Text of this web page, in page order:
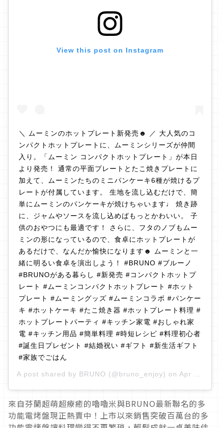
View this post on Instagram
＼ ムーミンのホットプレート新発売☻ ／ 大人気のコ
ンパクトホットプレートに、ムーミンシリーズが仲間
入り。「ムーミン コンパクトホットプレート」が本日
より発売！ 通常の平面プレートとたこ焼きプレートに
加えて、ムーミンたちのミニパンケーキ6種が焼けるプ
レートが付属しています。 生地を流し込むだけで、簡
単にムーミンのパンケーキが焼けちゃいます♩ 焼き跡
に、ジャムやソースを流し込めばもっとかわいい。 子
供のおやつにも最適です！ さらに、フタのノブもムー
ミンの形になっているので、食卓にホットプレートが
あるだけで、なんだか愉快になります☻ ムーミンと一
緒に明るい食卓を演出しよう！ #BRUNO #ブルーノ
#BRUNOがある暮らし #新発売 #コンパクトホットプ
レート #ムーミンコンパクトホットプレート #ホット
プレート #ムーミングッズ #ムーミンコラボ #パンケー
キ #ホットケーキ #たこ焼き器 #ホットプレート料理 #
ホットプレートパーティ #キッチン家電 #おしゃれ家
電 #キッチン用品 #簡単料理 #時短レシピ #料理初心者
#誕生日プレゼント #結婚祝い #ギフト #新生活ギフト
#家族でごはん
A post shared by BRUNO (@bruno_enjoy) on Apr 12, 2019 at 2:00am PDT
來自芬蘭超萌超療癒的嚕嚕米與BRUNO最新聯名的多
功能電烤盤現正熱賣中！上市以來銷售突破百萬台的多